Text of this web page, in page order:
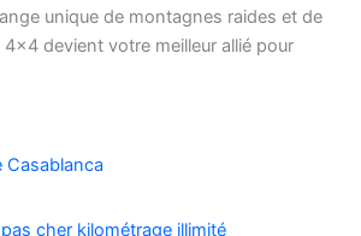
unique de montagnes raides et de
devient votre meilleur allié pour
Casablanca